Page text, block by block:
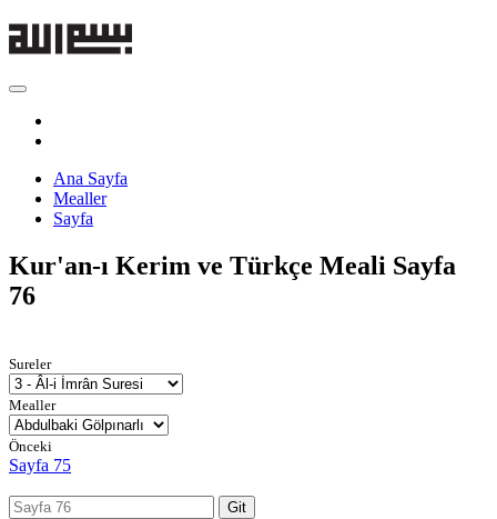
Ana Sayfa
Mealler
Sayfa
Kur'an-ı Kerim ve Türkçe Meali Sayfa
76
Sureler
Mealler
Önceki
Sayfa 75
Git